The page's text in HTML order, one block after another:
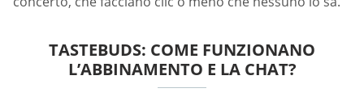
TASTEBUDS: COME FUNZIONANO
L’ABBINAMENTO E LA CHAT?